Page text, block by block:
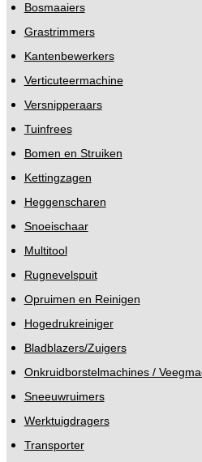
Bosmaaiers
Grastrimmers
Kantenbewerkers
Verticuteermachine
Versnipperaars
Tuinfrees
Bomen en Struiken
Kettingzagen
Heggenscharen
Snoeischaar
Multitool
Rugnevelspuit
Opruimen en Reinigen
Hogedrukreiniger
Bladblazers/Zuigers
Onkruidborstelmachines /
Sneeuwruimers
Werktuigdragers
Transporter